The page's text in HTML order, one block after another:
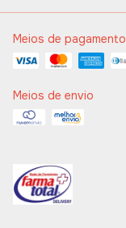
Meios de pagamento
Meios de envio